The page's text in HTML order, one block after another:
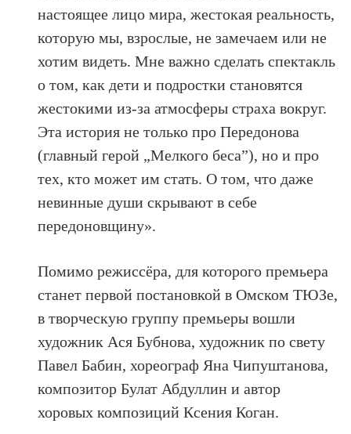
настоящее лицо мира, жестокая реальность,
которую мы, взрослые, не замечаем или не
хотим видеть. Мне важно сделать спектакль
о том, как дети и подростки становятся
жестокими из-за атмосферы страха вокруг.
Эта история не только про Передонова
(главный герой „Мелкого беса”), но и про
тех, кто может им стать. О том, что даже
невинные души скрывают в себе
передоновщину».
Помимо режиссёра, для которого премьера
станет первой постановкой в Омском ТЮЗе,
в творческую группу премьеры вошли
художник Ася Бубнова, художник по свету
Павел Бабин, хореограф Яна Чипуштанова,
композитор Булат Абдуллин и автор
хоровых композиций Ксения Коган.